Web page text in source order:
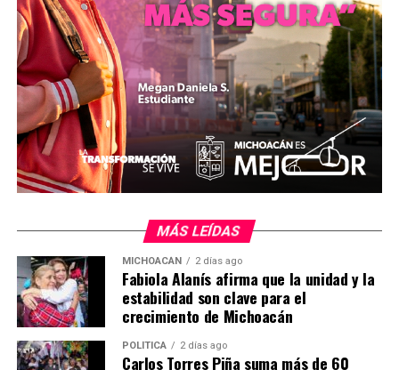
Como parte de la agenda de negocios se tiene prevista la
realización y firma de convenios con Aeromar,
Aeroméxico, Secretaría de Turismo del Distrito Federal,
Secretaría de Turismo del Estado de México, El Corte
Inglés, Viajes Palacio, ETN y Despegar.com.
Comparte con:
MÁS LEÍDAS
MICHOACÁN 2 días ago
Fabiola Alanís afirma que la unidad y la
estabilidad son clave para el
crecimiento de Michoacán
POLÍTICA 2 días ago
Carlos Torres Piña suma más de 60